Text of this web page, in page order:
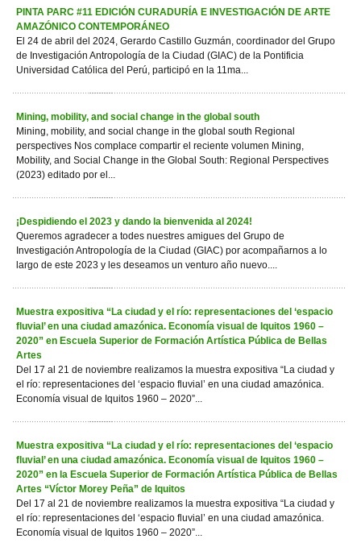
PINTA PARC #11 EDICIÓN CURADURÍA E INVESTIGACIÓN DE ARTE
AMAZÓNICO CONTEMPORÁNEO
El 24 de abril del 2024, Gerardo Castillo Guzmán, coordinador del Grupo
de Investigación Antropología de la Ciudad (GIAC) de la Pontificia
Universidad Católica del Perú, participó en la 11ma...
Mining, mobility, and social change in the global south
Mining, mobility, and social change in the global south Regional
perspectives Nos complace compartir el reciente volumen Mining,
Mobility, and Social Change in the Global South: Regional Perspectives
(2023) editado por el...
¡Despidiendo el 2023 y dando la bienvenida al 2024!
Queremos agradecer a todes nuestres amigues del Grupo de
Investigación Antropología de la Ciudad (GIAC) por acompañarnos a lo
largo de este 2023 y les deseamos un venturo año nuevo....
Muestra expositiva “La ciudad y el río: representaciones del ‘espacio
fluvial’ en una ciudad amazónica. Economía visual de Iquitos 1960 –
2020” en Escuela Superior de Formación Artística Pública de Bellas
Artes
Del 17 al 21 de noviembre realizamos la muestra expositiva “La ciudad y
el río: representaciones del ‘espacio fluvial’ en una ciudad amazónica.
Economía visual de Iquitos 1960 – 2020”...
Muestra expositiva “La ciudad y el río: representaciones del ‘espacio
fluvial’ en una ciudad amazónica. Economía visual de Iquitos 1960 –
2020” en la Escuela Superior de Formación Artística Pública de Bellas
Artes “Víctor Morey Peña” de Iquitos
Del 17 al 21 de noviembre realizamos la muestra expositiva “La ciudad y
el río: representaciones del ‘espacio fluvial’ en una ciudad amazónica.
Economía visual de Iquitos 1960 – 2020”...